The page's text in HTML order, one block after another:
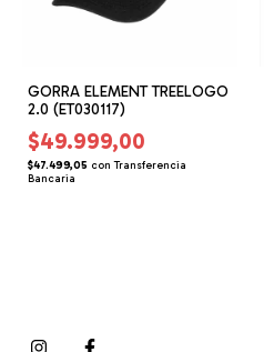
GORRA ELEMENT TREELOGO
2.0 (ET030117)
$49.999,00
$47.499,05 con Transferencia
Bancaria